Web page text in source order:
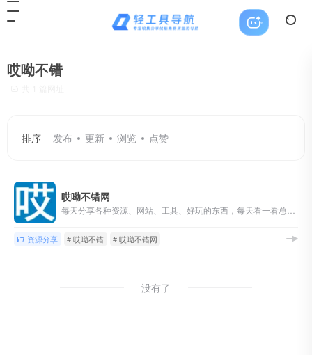
哎呦不错
排序 发布 更新 浏览 点赞
哎呦不错网
资源分享 # 哎呦不错 # 哎呦不错网
没有了